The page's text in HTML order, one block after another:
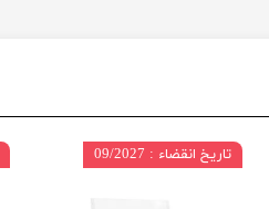
تاریخ انقضاء : 09/2027